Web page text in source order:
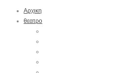
Αρχικη
θεατρο